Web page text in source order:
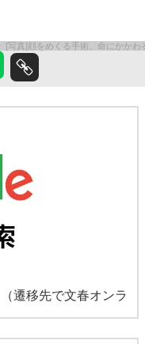
[写真]顔をめくる手術、命にかか
（遷移先で文春オンラ